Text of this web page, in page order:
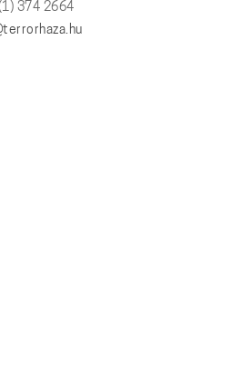
374 2664